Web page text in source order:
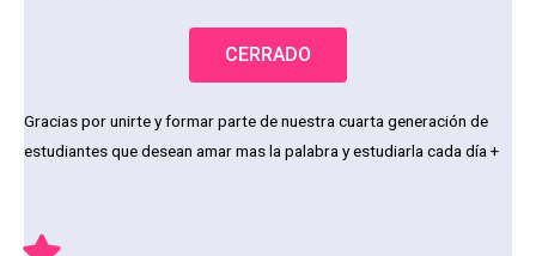
CERRADO
Gracias por unirte y formar parte de nuestra cuarta generación de
estudiantes que desean amar mas la palabra y estudiarla cada día +